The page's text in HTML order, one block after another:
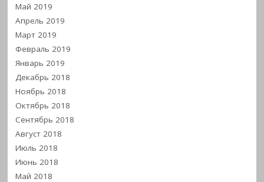
Май 2019
Апрель 2019
Март 2019
Февраль 2019
Январь 2019
Декабрь 2018
Ноябрь 2018
Октябрь 2018
Сентябрь 2018
Август 2018
Июль 2018
Июнь 2018
Май 2018